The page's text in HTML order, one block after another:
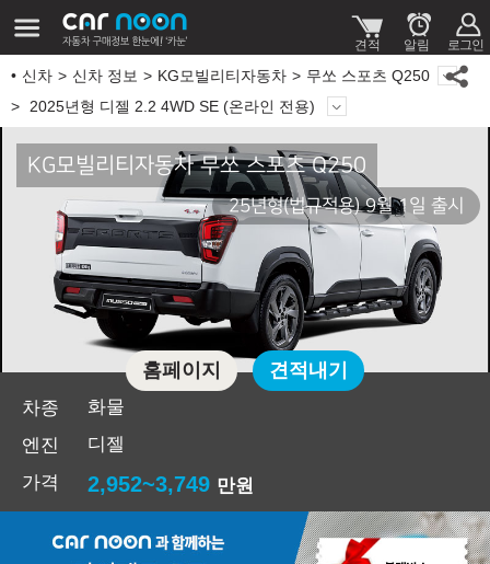
신차 신차 정보 KG모빌리티자동차
무쏘 스포츠 Q250
2025년형 디젤 2.2 4WD SE (온라인 전용)
KG모빌리티자동차 무쏘 스포츠 Q250
25년형(법규적용) 9월 1일 출시
차종
화물
엔진
디젤
가격
2,952~3,749 만원
홈페이지 견적내기